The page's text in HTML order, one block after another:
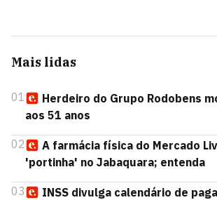
Mais lidas
01
Herdeiro do Grupo Rodobens
aos 51 anos
02
A farmácia física do Mercado
'portinha' no Jabaquara; entenda
03
INSS divulga calendário de